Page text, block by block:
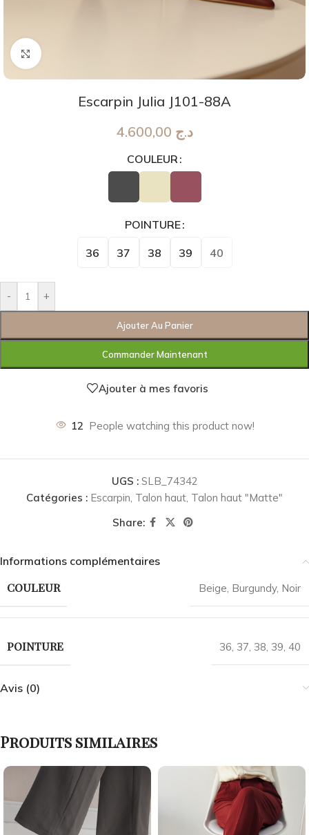
Agrandir
Escarpin Julia J101-88A
د.ج
COULEUR
POINTURE
36 37 38 39 40
- +
Ajouter Au Panier
Commander Maintenant
Ajouter à mes favoris
12 People watching this product now!
UGS : SLB_74342
Catégories : Escarpin, Talon haut, Talon haut "Matte"
Share:
Informations complémentaires
COULEUR Beige, Burgundy, Noir
POINTURE 36, 37, 38, 39, 40
Avis (0)
Produits similaires